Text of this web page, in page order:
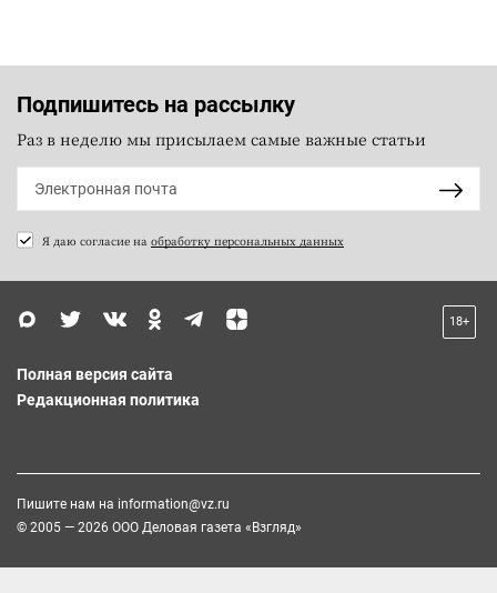
Подпишитесь на рассылку
Раз в неделю мы присылаем самые важные статьи
Я даю согласие на обработку персональных данных
18+
Полная версия сайта
Редакционная политика
Пишите нам на information@vz.ru
© 2005 — 2026 ООО Деловая газета «Взгляд»